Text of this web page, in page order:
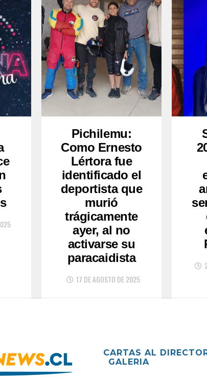
Pichilemu:
Como Ernesto
Lértora fue
identificado el
deportista que
murió
trágicamente
ayer, al no
activarse su
paracaidista
17 DE AGOSTO DE 2025
CARTAS AL
GALERIA